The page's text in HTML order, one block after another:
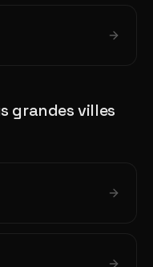
grandes villes